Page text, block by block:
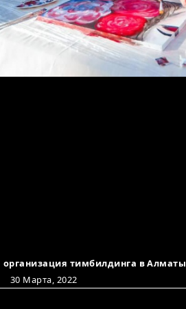
организация тимбилдинга в Алматы
30 Марта, 2022